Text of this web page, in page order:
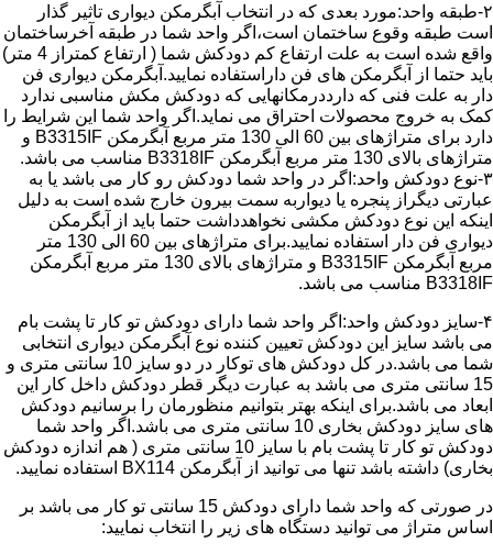
۲-طبقه واحد:مورد بعدی که در انتخاب آبگرمکن دیواری تاثیر گذار
است طبقه وقوع ساختمان است،اگر واحد شما در طبقه آخرساختمان
واقع شده است به علت ارتفاع کم دودکش شما ( ارتفاع کمتراز 4 متر)
باید حتما از آبگرمکن های فن داراستفاده نمایید.آبگرمکن دیواری فن
دار به علت فنی که دارددرمکانهایی که دودکش مکش مناسبی ندارد
کمک به خروج محصولات احتراق می نماید.اگر واحد شما این شرایط را
دارد برای متراژهای بین 60 الی 130 متر مربع آبگرمکن B3315IF و
متراژهای بالای 130 متر مربع آبگرمکن B3318IF مناسب می باشد.
۳-نوع دودکش واحد:اگر در واحد شما دودکش رو کار می باشد یا به
عبارتی دیگراز پنجره یا دیواربه سمت بیرون خارج شده است به دلیل
اینکه این نوع دودکش مکشی نخواهدداشت حتما باید از آبگرمکن
دیواری فن دار استفاده نمایید.برای متراژهای بین 60 الی 130 متر
مربع آبگرمکن B3315IF و متراژهای بالای 130 متر مربع آبگرمکن
B3318IF مناسب می باشد.
۴-سایز دودکش واحد:اگر واحد شما دارای دودکش تو کار تا پشت بام
می باشد سایز این دودکش تعیین کننده نوع آبگرمکن دیواری انتخابی
شما می باشد.در کل دودکش های توکار در دو سایز 10 سانتی متری و
15 سانتی متری می باشد به عبارت دیگر قطر دودکش داخل کار این
ابعاد می باشد.برای اینکه بهتر بتوانیم منظورمان را برسانیم دودکش
های سایز دودکش بخاری 10 سانتی متری می باشد.اگر واحد شما
دودکش تو کار تا پشت بام با سایز 10 سانتی متری ( هم اندازه دودکش
بخاری) داشته باشد تنها می توانید از آبگرمکن BX114 استفاده نمایید.
در صورتی که واحد شما دارای دودکش 15 سانتی تو کار می باشد بر
اساس متراژ می توانید دستگاه های زیر را انتخاب نمایید: